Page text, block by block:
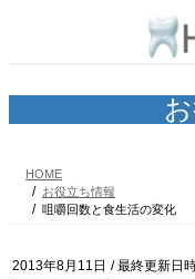
ツ
シ
HOME
お役立ち情報
咀嚼回数と食生活の変化
2013年8月11日 / 最終更新日